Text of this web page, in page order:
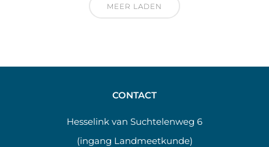
MEER LADEN
CONTACT
Hesselink van Suchtelenweg 6
(ingang Landmeetkunde)